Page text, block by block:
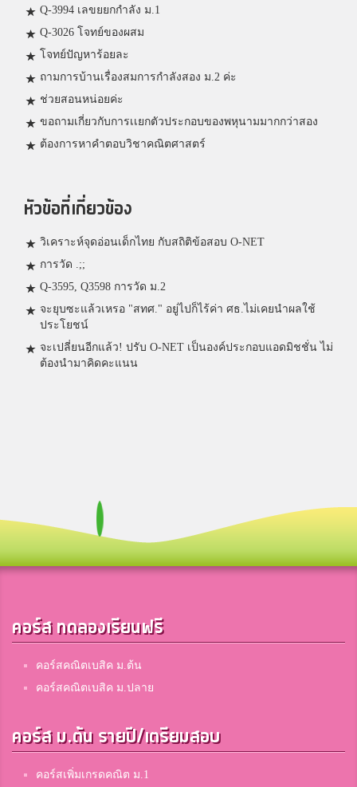
Q-3994 เลขยยกกำลัง ม.1
Q-3026 โจทย์ของผสม
โจทย์ปัญหาร้อยละ
ถามการบ้านเรื่องสมการกำลังสอง ม.2 ค่ะ
ช่วยสอนหน่อยค่ะ
ขอถามเกี่ยวกับการเเยกตัวประกอบของพหุนามมากกว่าสอง
ต้องการหาคำตอบวิชาคณิตศาสตร์
หัวข้อที่เกี่ยวข้อง
วิเคราะห์จุดอ่อนเด็กไทย กับสถิติข้อสอบ O-NET
การวัด .;;
Q-3595, Q3598 การวัด ม.2
จะยุบซะแล้วเหรอ "สทศ." อยู่ไปก็ไร้ค่า ศธ.ไม่เคยนำผลใช้
ประโยชน์
จะเปลี่ยนอีกแล้ว! ปรับ O-NET เป็นองค์ประกอบแอดมิชชั่น ไม่
ต้องนำมาคิดคะแนน
คอร์ส ทดลองเรียนฟรี
คอร์สคณิตเบสิค ม.ต้น
คอร์สคณิตเบสิค ม.ปลาย
คอร์ส ม.ต้น รายปี/เตรียมสอบ
คอร์สเพิ่มเกรดคณิต ม.1